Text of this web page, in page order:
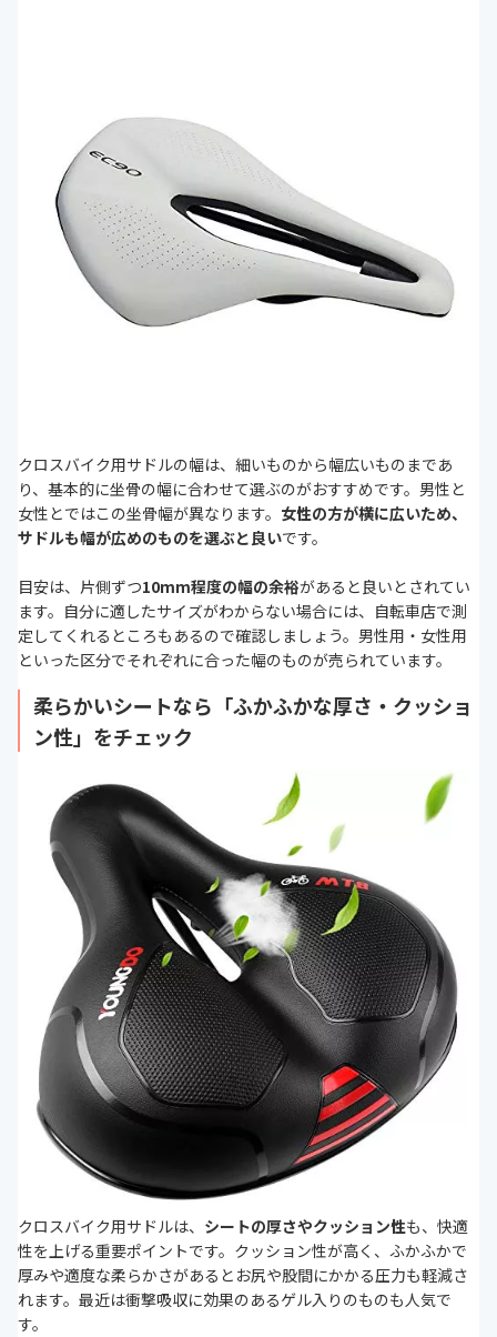
クロスバイク用サドルの幅は、細いものから幅広いものまであ
り、基本的に坐骨の幅に合わせて選ぶのがおすすめです。男性と
女性とではこの坐骨幅が異なります。 女性の方が横に広いため、
サドルも幅が広めのものを選ぶと良いです。
目安は、片側ずつ10mm程度の幅の余裕があると良いとされてい
ます。自分に適したサイズがわからない場合には、自転車店で測
定してくれるところもあるので確認しましょう。男性用・女性用
といった区分でそれぞれに合った幅のものが売られています。
柔らかいシートなら「ふかふかな厚さ・クッショ
ン性」をチェック
クロスバイク用サドルは、 シートの厚さやクッション性も、快適
性を上げる重要ポイントです。クッション性が高く、ふかふかで
厚みや適度な柔らかさがあるとお尻や股間にかかる圧力も軽減さ
れます。最近は衝撃吸収に効果のあるゲル入りのものも人気で
す。